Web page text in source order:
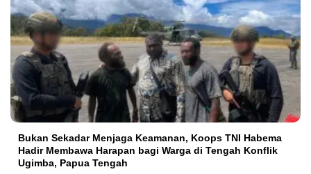
Bukan Sekadar Menjaga Keamanan, Koops TNI Habema
Hadir Membawa Harapan bagi Warga di Tengah Konflik
Ugimba, Papua Tengah